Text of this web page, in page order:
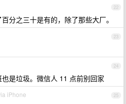
22
分之三十是有的，除了那些大厂。
23
24
是垃圾。微信人 11 点前别回家
25
iPhone